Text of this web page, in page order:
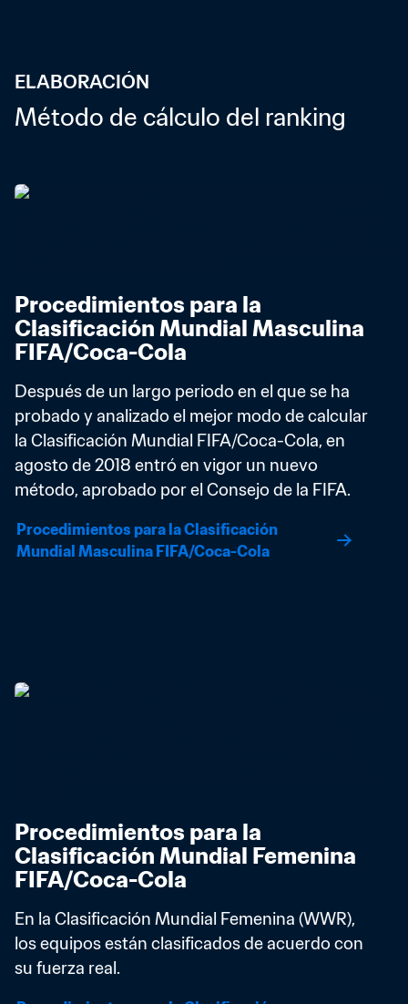
ELABORACIÓN
Método de cálculo del ranking
Procedimientos para la
Clasificación Mundial Masculina
FIFA/Coca-Cola
Después de un largo periodo en el que se ha
probado y analizado el mejor modo de calcular
la Clasificación Mundial FIFA/Coca-Cola, en
agosto de 2018 entró en vigor un nuevo
método, aprobado por el Consejo de la FIFA.
Procedimientos para la Clasificación
Mundial Masculina FIFA/Coca-Cola
Procedimientos para la
Clasificación Mundial Femenina
FIFA/Coca-Cola
En la Clasificación Mundial Femenina (WWR),
los equipos están clasificados de acuerdo con
su fuerza real.